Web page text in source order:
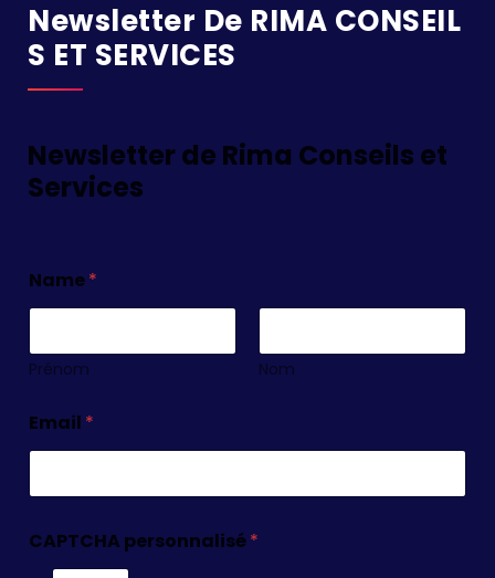
Newsletter De RIMA CONSEIL
S ET SERVICES
Newsletter de Rima Conseils et
Services
Name*
Prénom Nom
Email *
CAPTCHA personnalisé*